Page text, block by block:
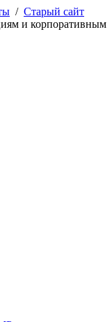
/ Старый сайт
и корпоративным